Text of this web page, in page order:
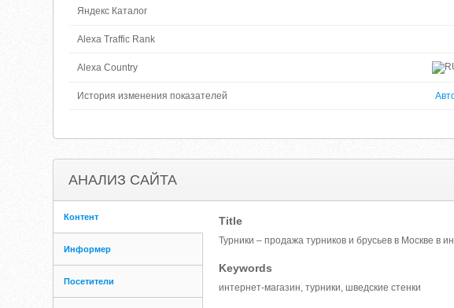
Яндекс Каталог
Alexa Traffic Rank
Alexa Country
История изменения показателей
АНАЛИЗ САЙТА
Контент
Информер
Посетители
Title
Турники – продажа турников и брусьев в Москве в
Keywords
интернет-магазин, турники, шведские стенки